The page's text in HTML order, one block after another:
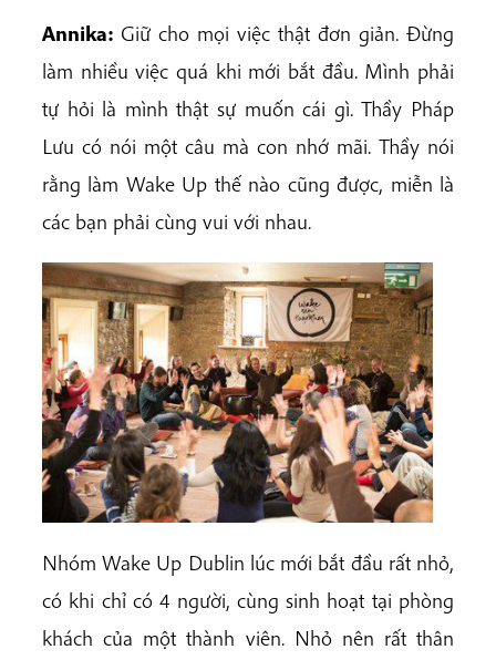
Annika: Giữ cho mọi việc thật đơn giản. Đừng
làm nhiều việc quá khi mới bắt đầu. Mình phải
tự hỏi là mình thật sự muốn cái gì. Thầy Pháp
Lưu có nói một câu mà con nhớ mãi. Thầy nói
rằng làm Wake Up thế nào cũng được, miễn là
các bạn phải cùng vui với nhau.
Nhóm Wake Up Dublin lúc mới bắt đầu rất nhỏ,
có khi chỉ có 4 người, cùng sinh hoạt tại phòng
khách của một thành viên. Nhỏ nên rất thân